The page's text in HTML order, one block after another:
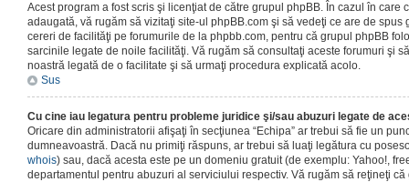
Acest program a fost scris şi licenţiat de către grupul phpBB. În cazul în care
adaugată, vă rugăm să vizitaţi site-ul phpBB.com şi să vedeţi ce are de
cereri de facilităţi pe forumurile de la phpbb.com, pentru că grupul phpBB
sarcinile legate de noile facilităţi. Vă rugăm să consultaţi aceste forumuri şi
noastră legată de o facilitate şi să urmaţi procedura explicată acolo.
Sus
Cu cine iau legatura pentru probleme juridice şi/sau abuzuri legate de
Oricare din administratorii afişaţi în secţiunea “Echipa” ar trebui să fie un
dumneavoastră. Dacă nu primiţi răspuns, ar trebui să luaţi legătura cu
whois) sau, dacă acesta este pe un domeniu gratuit (de exemplu: Yahoo!,
departamentul pentru abuzuri al serviciului respectiv. Vă rugăm să reţineţi